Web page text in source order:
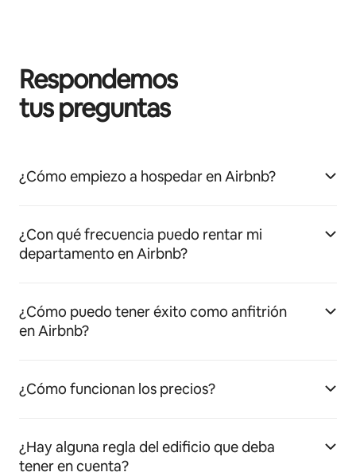
Respondemos
tus preguntas
¿Cómo empiezo a hospedar en Airbnb?
¿Con qué frecuencia puedo rentar mi
departamento en Airbnb?
¿Cómo puedo tener éxito como anfitrión
en Airbnb?
¿Cómo funcionan los precios?
¿Hay alguna regla del edificio que deba
tener en cuenta?